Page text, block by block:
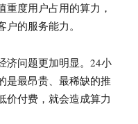
度用户占用的算力，
的服务能力。
济问题更加明显。24小
是最昂贵、最稀缺的推
价付费，就会造成算力